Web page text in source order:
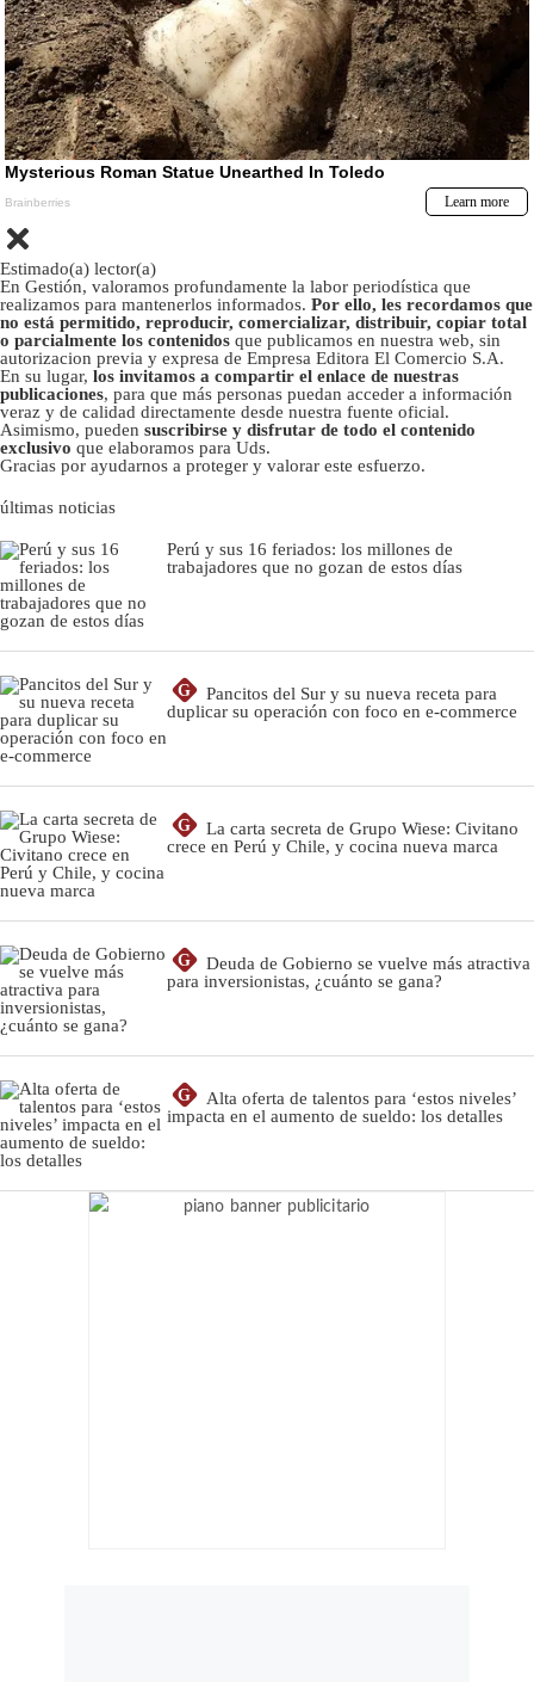
Estimado(a) lector(a)
En Gestión, valoramos profundamente la labor periodística que
realizamos para mantenerlos informados. Por ello, les recordamos que
no está permitido, reproducir, comercializar, distribuir, copiar total
o parcialmente los contenidos que publicamos en nuestra web, sin
autorizacion previa y expresa de Empresa Editora El Comercio S.A.
En su lugar, los invitamos a compartir el enlace de nuestras
publicaciones, para que más personas puedan acceder a información
veraz y de calidad directamente desde nuestra fuente oficial.
Asimismo, pueden suscribirse y disfrutar de todo el contenido
exclusivo que elaboramos para Uds.
Gracias por ayudarnos a proteger y valorar este esfuerzo.
últimas noticias
Perú y sus 16 feriados: los millones de
trabajadores que no gozan de estos días
G
Pancitos del Sur y su nueva receta para
duplicar su operación con foco en e-commerce
G
La carta secreta de Grupo Wiese: Civitano
crece en Perú y Chile, y cocina nueva marca
G
Deuda de Gobierno se vuelve más atractiva
para inversionistas, ¿cuánto se gana?
G
Alta oferta de talentos para ‘estos niveles’
impacta en el aumento de sueldo: los detalles